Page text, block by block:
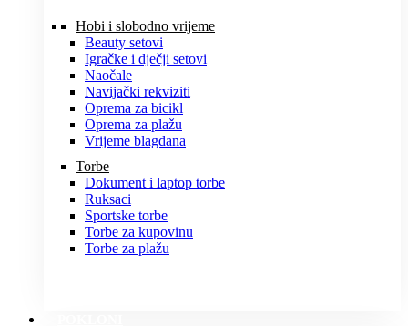
Hobi i slobodno vrijeme
Beauty setovi
Igračke i dječji setovi
Naočale
Navijački rekviziti
Oprema za bicikl
Oprema za plažu
Vrijeme blagdana
Torbe
Dokument i laptop torbe
Ruksaci
Sportske torbe
Torbe za kupovinu
Torbe za plažu